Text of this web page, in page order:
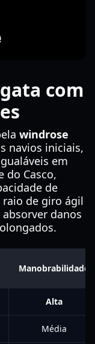
com
windrose
navios iniciais,
em
do Casco,
de
raio de giro ágil
danos
Manobrabilidade
Alta
Média